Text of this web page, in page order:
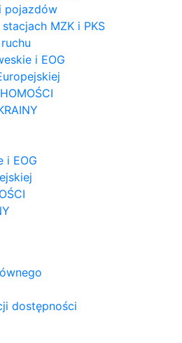
pojazdów
MZK i PKS
i EOG
i EOG
dostępności